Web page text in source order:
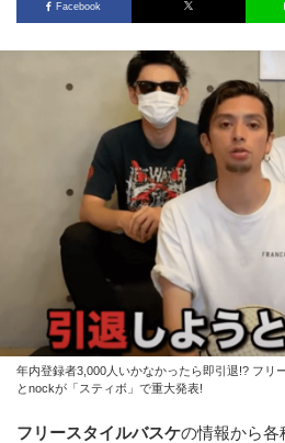
Facebook
年内登録者3,000人いかなかったら即引退!? フリ
とnockが「スティボ」で重大発表!
フリースタイルバスケの情報から各